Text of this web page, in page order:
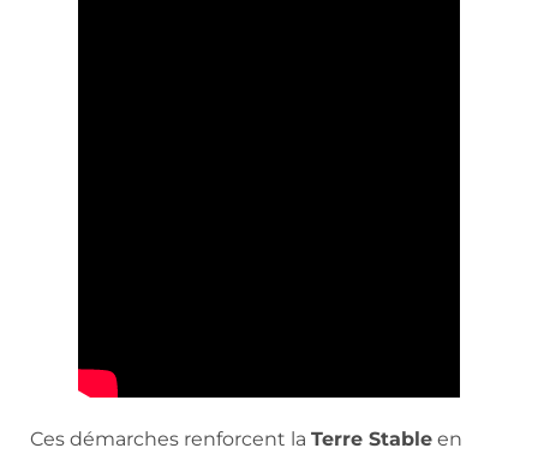
Ces démarches renforcent la Terre Stable en